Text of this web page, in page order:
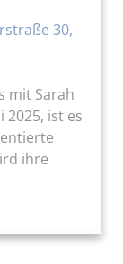
30,
mit Sarah
2025, ist es
ihre